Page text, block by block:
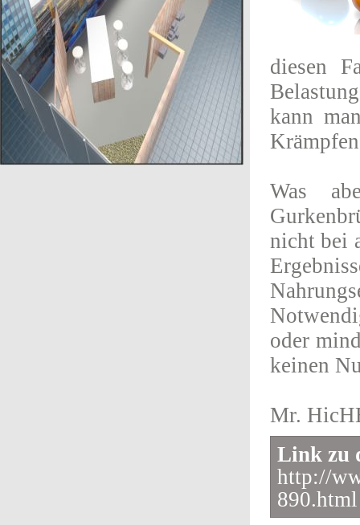
diesen
kann
Was
nicht bei
oder
keinen
Mr.
Link zu
http://
890.html